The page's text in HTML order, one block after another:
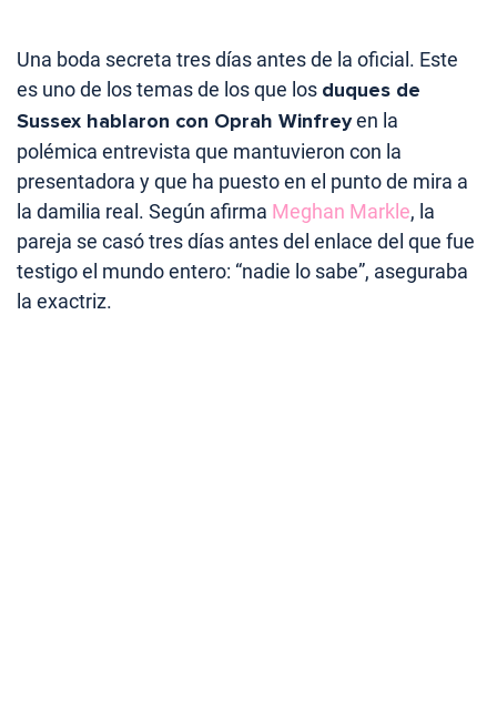
Una boda secreta tres días antes de la oficial. Este
es uno de los temas de los que los duques de
Sussex hablaron con Oprah Winfreyen la
polémica entrevista que mantuvieron con la
presentadora y que ha puesto en el punto de mira a
la damilia real. Según afirma Meghan Markle, la
pareja se casó tres días antes del enlace del que fue
testigo el mundo entero: “nadie lo sabe”, aseguraba
la exactriz.